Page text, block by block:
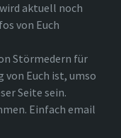
aktuell noch
von Euch
Störmedern für
Euch ist, umso
Seite sein.
Einfach email